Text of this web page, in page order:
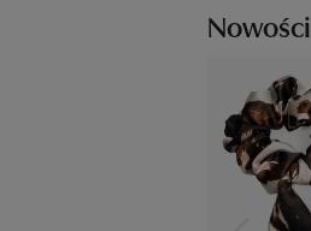
Nowości